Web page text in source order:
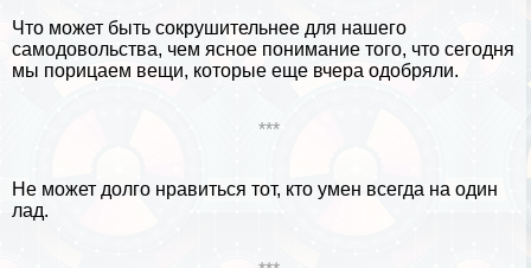
Что может быть сокрушительнее для нашего
самодовольства, чем ясное понимание того, что сегодня
мы порицаем вещи, которые еще вчера одобряли.
***
Не может долго нравиться тот, кто умен всегда на один
лад.